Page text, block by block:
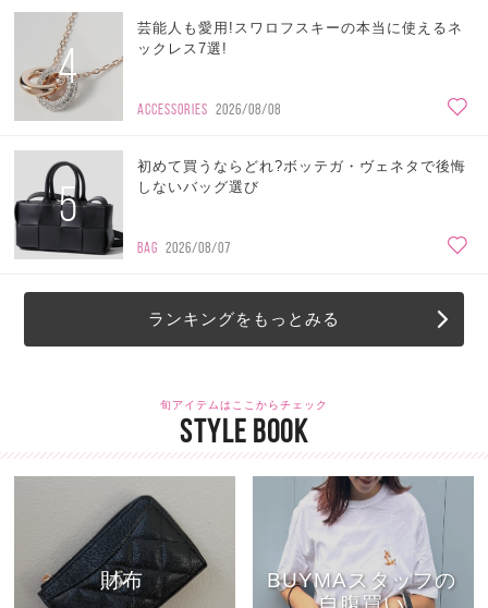
4
芸能人も愛用!スワロフスキーの本当に使えるネ
ックレス7選!
ACCESSORIES 2026/08/08
5
初めて買うならどれ?ボッテガ・ヴェネタで後悔
しないバッグ選び
BAG 2026/08/07
ランキングをもっとみる
旬アイテムはここからチェック
STYLE BOOK
財布
BUYMAスタッフの